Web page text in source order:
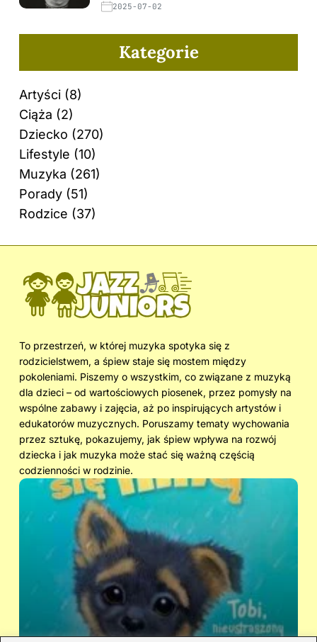
2025-07-02
Kategorie
Artyści (8)
Ciąża (2)
Dziecko (270)
Lifestyle (10)
Muzyka (261)
Porady (51)
Rodzice (37)
To przestrzeń, w której muzyka spotyka się z
rodzicielstwem, a śpiew staje się mostem między
pokoleniami. Piszemy o wszystkim, co związane z muzyką
dla dzieci – od wartościowych piosenek, przez pomysły na
wspólne zabawy i zajęcia, aż po inspirujących artystów i
edukatorów muzycznych. Poruszamy tematy wychowania
przez sztukę, pokazujemy, jak śpiew wpływa na rozwój
dziecka i jak muzyka może stać się ważną częścią
codzienności w rodzinie.